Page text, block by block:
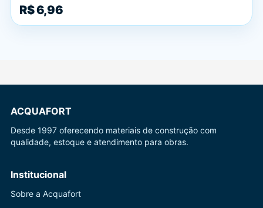
R$ 6,96
ACQUAFORT
Desde 1997 oferecendo materiais de construção com
qualidade, estoque e atendimento para obras.
Institucional
Sobre a Acquafort